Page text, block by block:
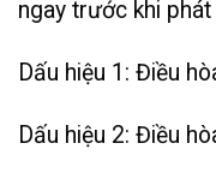
ngay trước khi
Dấu hiệu 1: Điều
Dấu hiệu 2: Điều